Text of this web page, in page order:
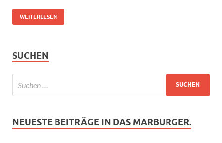
WEITERLESEN
SUCHEN
NEUESTE BEITRÄGE IN DAS MARBURGER.